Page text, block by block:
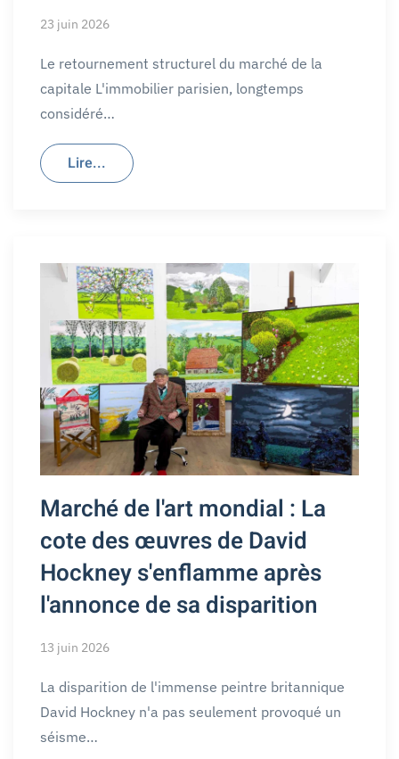
23 juin 2026
Le retournement structurel du marché de la
capitale L'immobilier parisien, longtemps
considéré…
Lire...
Marché de l'art mondial : La
cote des œuvres de David
Hockney s'enflamme après
l'annonce de sa disparition
13 juin 2026
La disparition de l'immense peintre britannique
David Hockney n'a pas seulement provoqué un
séisme…